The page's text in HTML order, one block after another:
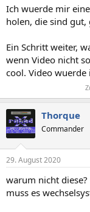
Ich wuerde mir
holen, die sind
Ein Schritt weiter,
wenn Video nicht
cool. Video wuerde
Thorque
Commander
29. August 2020
warum nicht diese?
muss es